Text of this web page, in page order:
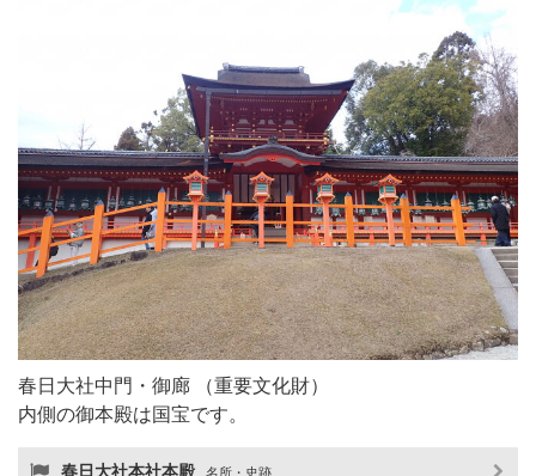
春日大社中門・御廊 （重要文化財）
内側の御本殿は国宝です。
春日大社本社本殿 名所・史跡